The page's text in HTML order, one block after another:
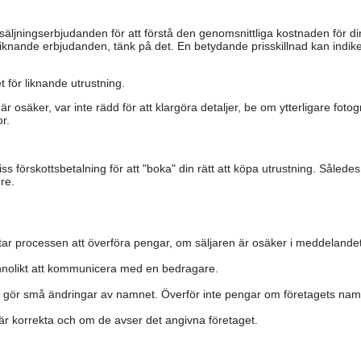
för att förstå den genomsnittliga kostnaden för
erbjudanden, tänk på det. En betydande prisskillnad kan
för liknande utrustning.
osäker, var inte rädd för att klargöra detaljer, be om ytterligare
förskottsbetalning för att "boka" din rätt att köpa utrustning.
processen att överföra pengar, om säljaren är osäker i
att kommunicera med en bedragare.
små ändringar av namnet. Överför inte pengar om företagets
korrekta och om de avser det angivna företaget.